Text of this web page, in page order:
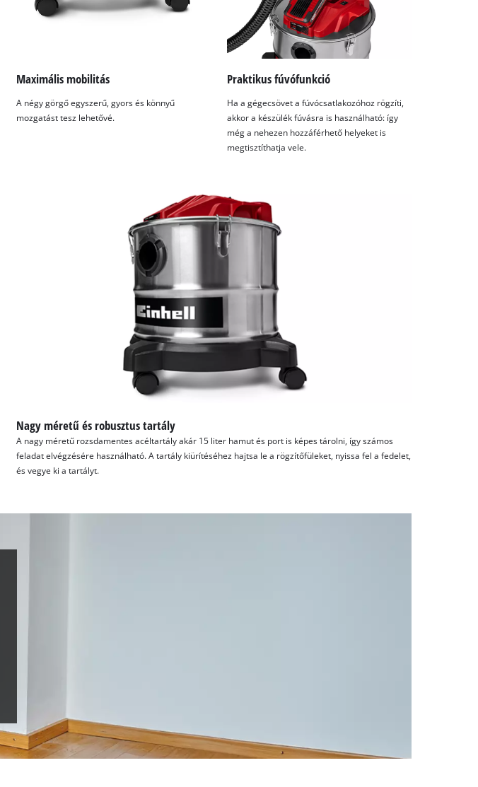
Maximális mobilitás
A négy görgő egyszerű, gyors és könnyű
mozgatást tesz lehetővé.
Praktikus fúvófunkció
Ha a gégecsövet a fúvócsatlakozóhoz rögzíti,
akkor a készülék fúvásra is használható: így
még a nehezen hozzáférhető helyeket is
megtisztíthatja vele.
Nagy méretű és robusztus tartály
A nagy méretű rozsdamentes acéltartály akár 15 liter hamut és port is képes tárolni, így számos
feladat elvégzésére használható. A tartály kiürítéséhez hajtsa le a rögzítőfüleket, nyissa fel a fedelet,
és vegye ki a tartályt.